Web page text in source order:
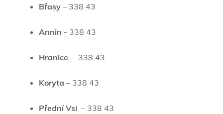
Břasy – 338 43
Annin -‌ 338 43
Hranice ‌ – 338‌ 43
Koryta – 338 43
Přední ⁣Vsi ⁣ – 338‍ 43